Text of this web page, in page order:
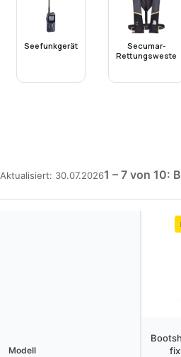
Seefunkgerät
Secumar-
Rettungsweste
Aktualisiert: 30.07.20261 – 7 von 10:
Modell